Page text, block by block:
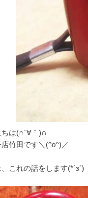
ちは(∩´∀｀)∩
店竹田です＼(^o^)／
これの話をします(*´з`)